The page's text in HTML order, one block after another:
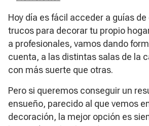
Hoy día es fácil acceder a guías
trucos para decorar tu propio
a profesionales, vamos dando
cuenta, a las distintas salas de la
con más suerte que otras.
Pero si queremos conseguir un
ensueño, parecido al que vemos
decoración, la mejor opción es